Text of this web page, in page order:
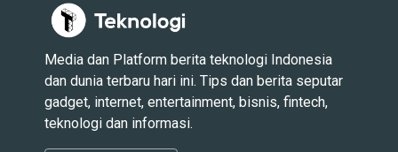
Media dan Platform berita teknologi Indonesia
dan dunia terbaru hari ini. Tips dan berita seputar
gadget, internet, entertainment, bisnis, fintech,
teknologi dan informasi.